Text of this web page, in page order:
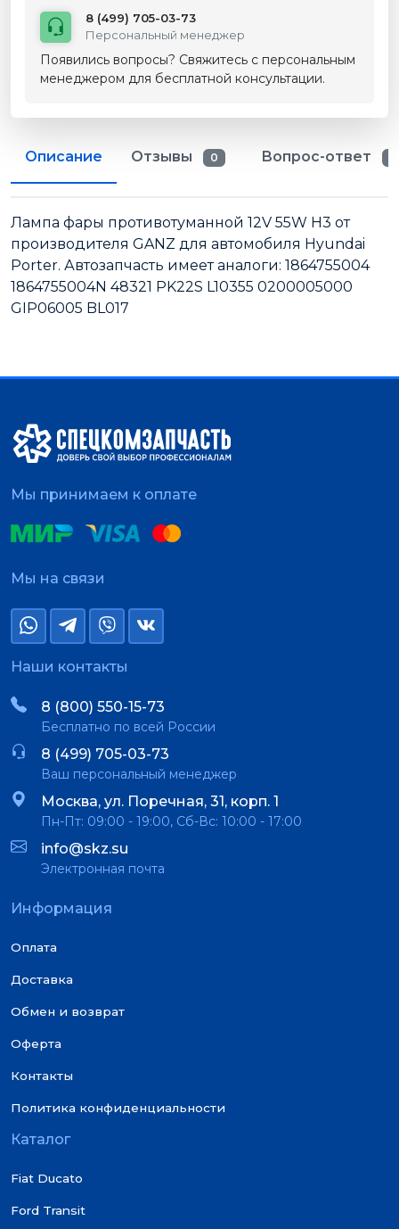
8 (499) 705-03-73
Персональный менеджер
Появились вопросы? Свяжитесь с персональным
менеджером для бесплатной консультации.
Описание Отзывы 0 Вопрос-ответ
Лампа фары противотуманной 12V 55W H3 от
производителя GANZ для автомобиля Hyundai
Porter. Автозапчасть имеет аналоги: 1864755004
1864755004N 48321 PK22S L10355 0200005000
GIP06005 BL017
Мы принимаем к оплате
Мы на связи
Наши контакты
8 (800) 550-15-73
Бесплатно по всей России
8 (499) 705-03-73
Ваш персональный менеджер
Москва, ул. Поречная, 31, корп. 1
Пн-Пт: 09:00 - 19:00, Сб-Вс: 10:00 - 17:00
info@skz.su
Электронная почта
Информация
Оплата
Доставка
Обмен и возврат
Оферта
Контакты
Политика конфиденциальности
Каталог
Fiat Ducato
Ford Transit